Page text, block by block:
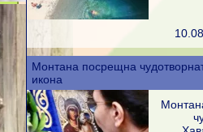
Монтана посрещна
икона